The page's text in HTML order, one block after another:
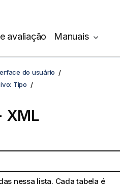
avaliação Manuais
do usuário
Tipo
XML
nessa lista. Cada tabela é